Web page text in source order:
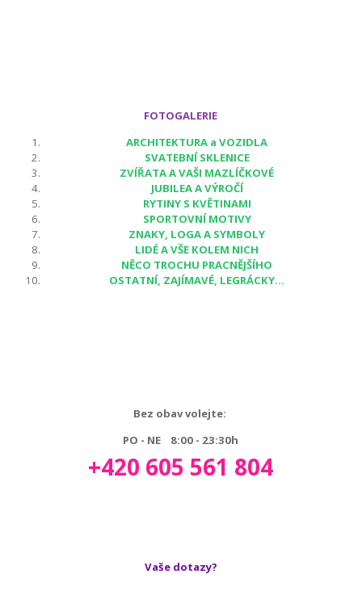
FOTOGALERIE
ARCHITEKTURA a VOZIDLA
SVATEBNÍ SKLENICE
ZVÍŘATA A VAŠI MAZLÍČKOVÉ
JUBILEA A VÝROČÍ
RYTINY S KVĚTINAMI
SPORTOVNÍ MOTIVY
ZNAKY, LOGA A SYMBOLY
LIDÉ A VŠE KOLEM NICH
NĚCO TROCHU PRACNĚJŠÍHO
OSTATNÍ, ZAJÍMAVÉ, LEGRÁCKY...
Bez obav volejte:
PO - NE 8:00 - 23:30h
+420 605 561 804
Vaše dotazy?